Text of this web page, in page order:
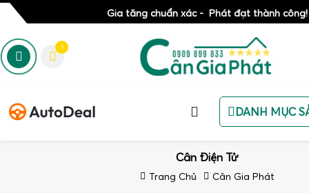
Gia tăng chuẩn xác - Phát đạt thành công!
1
DANH MỤC
Cân Điện Tử
Trang Chủ Cân Gia Phát